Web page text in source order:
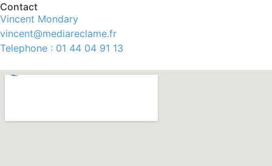
Contact
Vincent Mondary
vincent@mediareclame.fr
Telephone : 01 44 04 91 13